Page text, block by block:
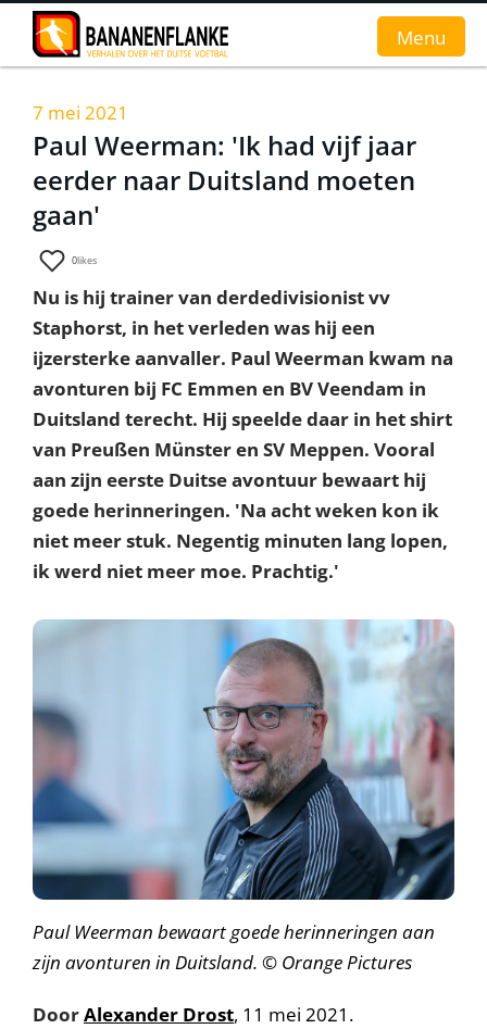
Home
Nieuws
Interviews
Groundhopverhalen
De fans
Achtergrond
Menu
7 mei 2021
Paul Weerman: 'Ik had vijf jaar
eerder naar Duitsland moeten
gaan'
0likes
Nu is hij trainer van derdedivisionist vv
Staphorst, in het verleden was hij een
ijzersterke aanvaller. Paul Weerman kwam na
avonturen bij FC Emmen en BV Veendam in
Duitsland terecht. Hij speelde daar in het shirt
van Preußen Münster en SV Meppen. Vooral
aan zijn eerste Duitse avontuur bewaart hij
goede herinneringen. 'Na acht weken kon ik
niet meer stuk. Negentig minuten lang lopen,
ik werd niet meer moe. Prachtig.'
Paul Weerman bewaart goede herinneringen aan
zijn avonturen in Duitsland. © Orange Pictures
DoorAlexander Drost, 11 mei 2021.